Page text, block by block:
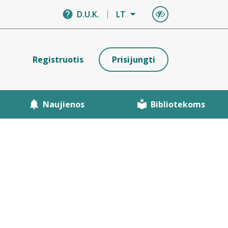
D.U.K. LT
Registruotis Prisijungti
Naujienos Bibliotekoms